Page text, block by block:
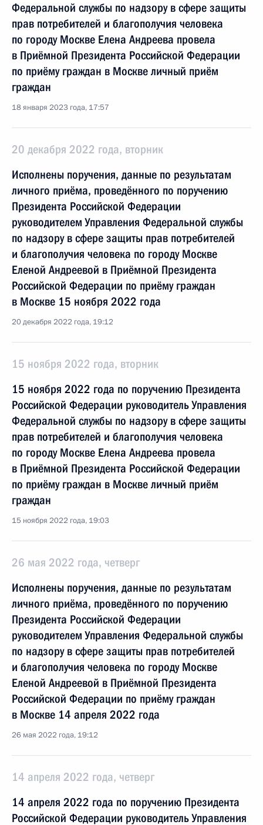
Федеральной службы по надзору в сфере защиты
прав потребителей и благополучия человека
по городу Москве Елена Андреева провела
в Приёмной Президента Российской Федерации
по приёму граждан в Москве личный приём
граждан
18 января 2023 года, 17:57
20 декабря 2022 года, вторник
Исполнены поручения, данные по результатам
личного приёма, проведённого по поручению
Президента Российской Федерации
руководителем Управления Федеральной службы
по надзору в сфере защиты прав потребителей
и благополучия человека по городу Москве
Еленой Андреевой в Приёмной Президента
Российской Федерации по приёму граждан
в Москве 15 ноября 2022 года
20 декабря 2022 года, 19:12
15 ноября 2022 года, вторник
15 ноября 2022 года по поручению Президента
Российской Федерации руководитель Управления
Федеральной службы по надзору в сфере защиты
прав потребителей и благополучия человека
по городу Москве Елена Андреева провела
в Приёмной Президента Российской Федерации
по приёму граждан в Москве личный приём
граждан
15 ноября 2022 года, 19:03
26 мая 2022 года, четверг
Исполнены поручения, данные по результатам
личного приёма, проведённого по поручению
Президента Российской Федерации
руководителем Управления Федеральной службы
по надзору в сфере защиты прав потребителей
и благополучия человека по городу Москве
Еленой Андреевой в Приёмной Президента
Российской Федерации по приёму граждан
в Москве 14 апреля 2022 года
26 мая 2022 года, 19:12
14 апреля 2022 года, четверг
14 апреля 2022 года по поручению Президента
Российской Федерации руководитель Управления